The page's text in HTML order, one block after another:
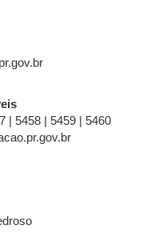
| 5458 | 5459 | 5460